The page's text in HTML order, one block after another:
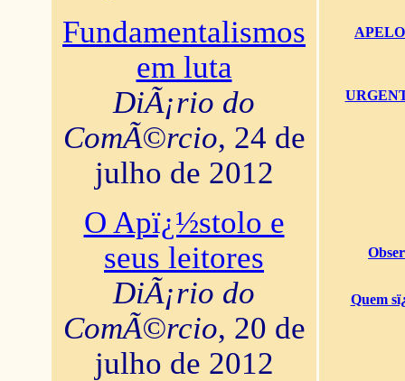
Fundamentalismos
em luta
DiÃ¡rio do
ComÃ©rcio, 24 de
julho de 2012
O Apï¿½stolo e
seus leitores
DiÃ¡rio do
ComÃ©rcio, 20 de
julho de 2012
Quem